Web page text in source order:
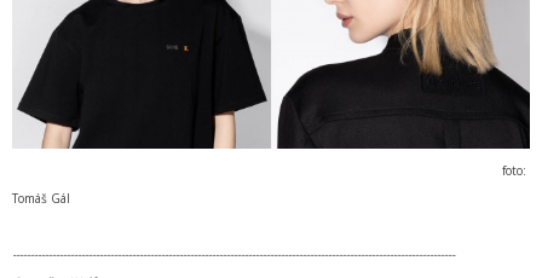
foto:
Tomáš Gál
--------------------------------------------------------------------------------------------------------------------------